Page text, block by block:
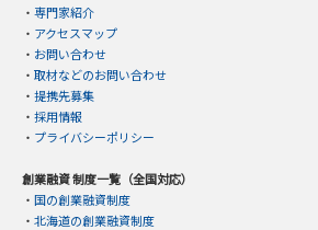
・ 専門家紹介
・ アクセスマップ
・ お問い合わせ
・ 取材などのお問い合わせ
・ 提携先募集
・ 採用情報
・ プライバシーポリシー
創業融資 制度一覧（全国対応）
・ 国の創業融資制度
・ 北海道の創業融資制度